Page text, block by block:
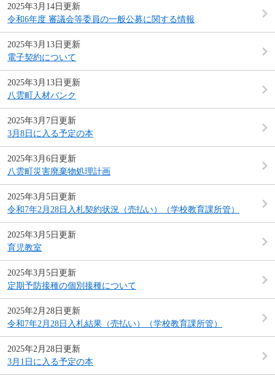
2025年3月14日更新
令和6年度 審議会等委員の一般公募に関する情報
2025年3月13日更新
電子契約について
2025年3月13日更新
八雲町人材バンク
2025年3月7日更新
3月8日に入る予定の本
2025年3月6日更新
八雲町災害廃棄物処理計画
2025年3月5日更新
令和7年2月28日入札契約状況（売払い）（学校教育課所管）
2025年3月5日更新
育児教室
2025年3月5日更新
定期予防接種の個別接種について
2025年2月28日更新
令和7年2月28日入札結果（売払い）（学校教育課所管）
2025年2月28日更新
3月1日に入る予定の本